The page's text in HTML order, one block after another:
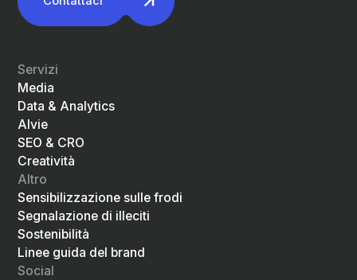
Servizi
Media
Data & Analytics
Alvie
SEO & CRO
Creatività
Altro
Sensibilizzazione sulle frodi
Segnalazione di illeciti
Sostenibilità
Linee guida del brand
Social